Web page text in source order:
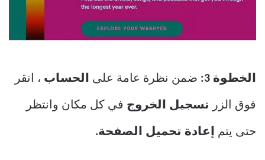
الخطوة 3: ضمن نظرة عامة على الحساب ، انقر
فوق الزر تسجيل الخروج في كل مكان وانتظر
حتى يتم إعادة تحميل الصفحة.